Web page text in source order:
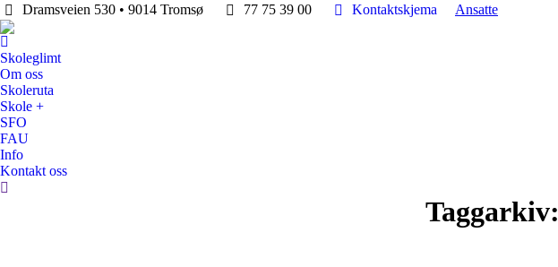
Dramsveien 530 • 9014 Tromsø 77 75 39 00 Kontaktskjema Ansatte
Skoleglimt
Om oss
Skoleruta
Skole +
SFO
FAU
Info
Kontakt oss
Search:
Taggarkiv: